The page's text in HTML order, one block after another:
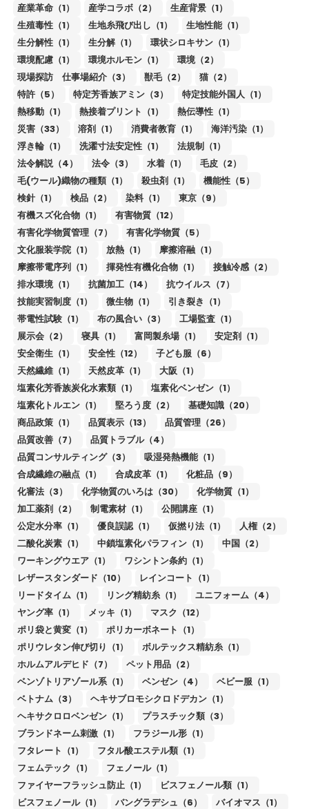
産業革命（1）
産学コラボ（2）
生産背景（1）
生殖毒性（1）
生地糸飛び出し（1）
生地性能（1）
生分解性（1）
生分解（1）
環状シロキサン（1）
環境配慮（1）
環境ホルモン（1）
環境（2）
現場探訪 仕事場紹介（3）
獣毛（2）
猫（2）
特許（5）
特定芳香族アミン（3）
特定技能外国人（1）
熱移動（1）
熱接着プリント（1）
熱伝導性（1）
災害（33）
溶剤（1） 消費者教育（1）
海洋汚染（1）
浮き輪（1）
洗濯寸法安定性（1）
法規制（1）
法令解説（4）
法令（3） 水着（1）
毛皮（2）
毛(ウール)織物の種類（1）
殺虫剤（1）
機能性（5）
検針（1）
検品（2） 染料（1）
東京（9）
有機スズ化合物（1）
有害物質（12）
有害化学物質管理（7）
有害化学物質（5）
文化服装学院（1）
放熱（1）
摩擦溶融（1）
摩擦帯電序列（1）
揮発性有機化合物（1）
接触冷感（2）
排水環境（1）
抗菌加工（14）
抗ウイルス（7）
技能実習制度（1）
微生物（1）
引き裂き（1）
帯電性試験（1）
布の風合い（3）
工場監査（1）
展示会（2）
寝具（1） 富岡製糸場（1）
安定剤（1）
安全衛生（1）
安全性（12）
子ども服（6）
天然繊維（1）
天然皮革（1）
大阪（1）
塩素化芳香族炭化水素類（1）
塩素化ベンゼン（1）
塩素化トルエン（1）
堅ろう度（2）
基礎知識（20）
商品政策（1）
品質表示（13）
品質管理（26）
品質改善（7）
品質トラブル（4）
品質コンサルティング（3）
吸湿発熱機能（1）
合成繊維の融点（1）
合成皮革（1）
化粧品（9）
化審法（3）
化学物質のいろは（30）
化学物質（1）
加工薬剤（2）
制電素材（1）
公開講座（1）
公定水分率（1）
優良誤認（1） 仮撚り法（1）
人権（2）
二酸化炭素（1）
中鎖塩素化パラフィン（1）
中国（2）
ワーキングウエア（1）
ワシントン条約（1）
レザースタンダード（10）
レインコート（1）
リードタイム（1）
リング精紡糸（1）
ユニフォーム（4）
ヤング率（1）
メッキ（1）
マスク（12）
ポリ袋と黄変（1）
ポリカーボネート（1）
ポリウレタン伸び切り（1）
ボルテックス精紡糸（1）
ホルムアルデヒド（7）
ペット用品（2）
ベンゾトリアゾール系（1）
ベンゼン（4）
ベビー服（1）
ベトナム（3）
ヘキサブロモシクロドデカン（1）
ヘキサクロロベンゼン（1）
プラスチック類（3）
ブランドネーム刺激（1）
フラジール形（1）
フタレート（1）
フタル酸エステル類（1）
フェムテック（1）
フェノール（1）
ファイヤーフラッシュ防止（1）
ビスフェノール類（1）
ビスフェノール（1）
バングラデシュ（6） バイオマス（1）